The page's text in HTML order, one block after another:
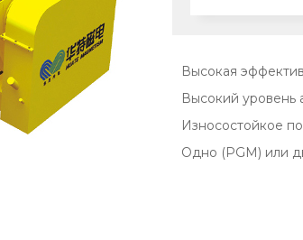
Высокая
Высокий уровень
Износостойкое
Одно (PGM) или